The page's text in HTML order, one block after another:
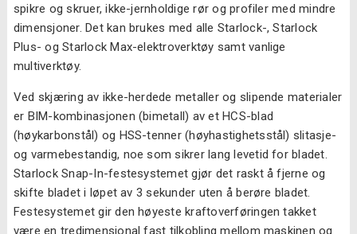
spikre og skruer, ikke-jernholdige rør og profiler med mindre
dimensjoner. Det kan brukes med alle Starlock-, Starlock
Plus- og Starlock Max-elektroverktøy samt vanlige
multiverktøy.
Ved skjæring av ikke-herdede metaller og slipende materialer
er BIM-kombinasjonen (bimetall) av et HCS-blad
(høykarbonstål) og HSS-tenner (høyhastighetsstål) slitasje-
og varmebestandig, noe som sikrer lang levetid for bladet.
Starlock Snap-In-festesystemet gjør det raskt å fjerne og
skifte bladet i løpet av 3 sekunder uten å berøre bladet.
Festesystemet gir den høyeste kraftoverføringen takket
være en tredimensjonal fast tilkobling mellom maskinen og